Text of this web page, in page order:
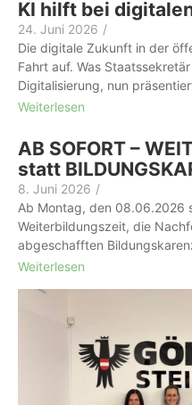
KI hilft bei
24. Juni 2026 /
Die digitale Zukunft in der
Fahrt auf. Was
Digitalisierung, nun
Weiterlesen
AB SOFORT –
statt
8. Juni 2026 /
Ab Montag, den 08.06.2026
Weiterbildungszeit, die
abgeschafften
Weiterlesen